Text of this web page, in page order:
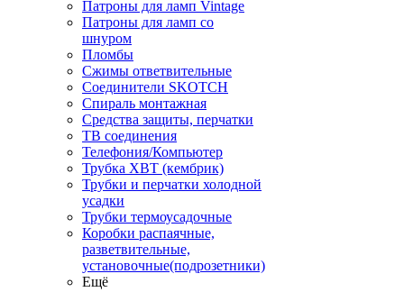
Патроны для ламп Vintage
Патроны для ламп со
шнуром
Пломбы
Сжимы ответвительные
Соединители SKOTCH
Спираль монтажная
Средства защиты, перчатки
ТВ соединения
Телефония/Компьютер
Трубка ХВТ (кембрик)
Трубки и перчатки холодной
усадки
Трубки термоусадочные
Коробки распаячные,
разветвительные,
установочные(подрозетники)
Ещё